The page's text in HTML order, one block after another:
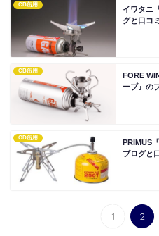
CB缶用
イワタニ
グと口コ
CB缶用
FORE
ーブ』の
OD缶用
PRIMUS
ブログと
1 2